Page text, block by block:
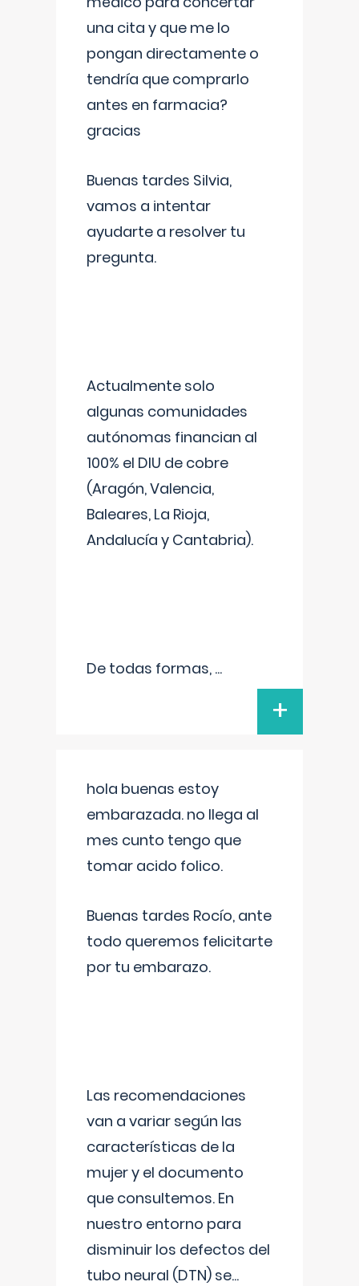
una cita y que me lo
pongan directamente o
tendría que comprarlo
antes en farmacia?
gracias
Buenas tardes Silvia,
vamos a intentar
ayudarte a resolver tu
pregunta.
Actualmente solo
algunas comunidades
autónomas financian al
100% el DIU de cobre
(Aragón, Valencia,
Baleares, La Rioja,
Andalucía y Cantabria).
De todas formas, ...
+
hola buenas estoy
embarazada. no llega al
mes cunto tengo que
tomar acido folico.
Buenas tardes Rocío, ante
todo queremos felicitarte
por tu embarazo.
Las recomendaciones
van a variar según las
características de la
mujer y el documento
que consultemos. En
nuestro entorno para
disminuir los defectos del
tubo neural (DTN) se...